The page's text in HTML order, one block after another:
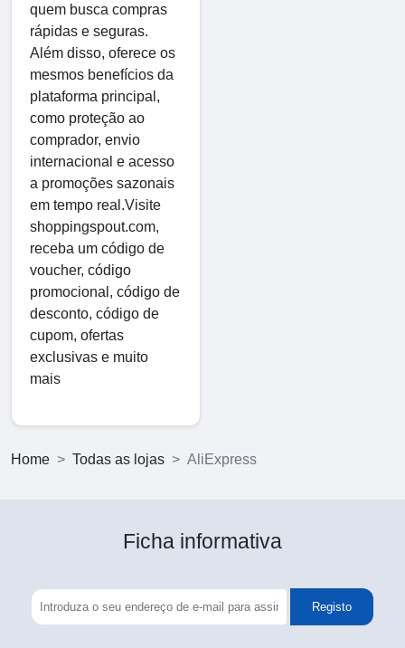
quem busca compras
rápidas e seguras.
Além disso, oferece os
mesmos benefícios da
plataforma principal,
como proteção ao
comprador, envio
internacional e acesso
a promoções sazonais
em tempo real.Visite
shoppingspout.com,
receba um código de
voucher, código
promocional, código de
desconto, código de
cupom, ofertas
exclusivas e muito
mais
Home Todas as lojas AliExpress
Ficha informativa
Registo